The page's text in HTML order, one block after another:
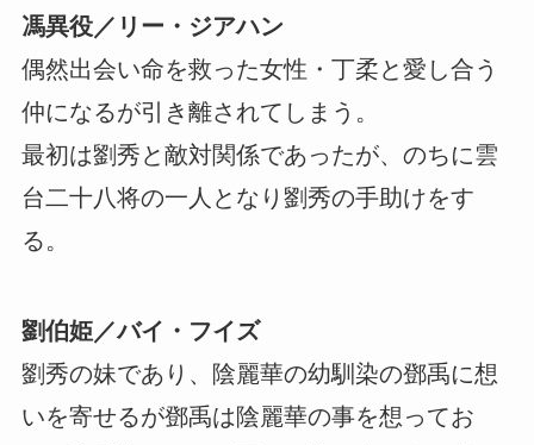
馮異役／リー・ジアハン
偶然出会い命を救った女性・丁柔と愛し合う
仲になるが引き離されてしまう。
最初は劉秀と敵対関係であったが、のちに雲
台二十八将の一人となり劉秀の手助けをす
る。
劉伯姫／バイ・フイズ
劉秀の妹であり、陰麗華の幼馴染の鄧禹に想
いを寄せるが鄧禹は陰麗華の事を想ってお